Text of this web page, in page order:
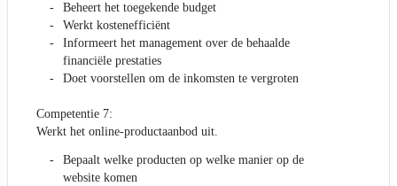
Beheert het toegekende budget
Werkt kostenefficiënt
Informeert het management over de behaalde
financiële prestaties
Doet voorstellen om de inkomsten te vergroten
Competentie 7:
Werkt het online-productaanbod uit.
Bepaalt welke producten op welke manier op de
website komen